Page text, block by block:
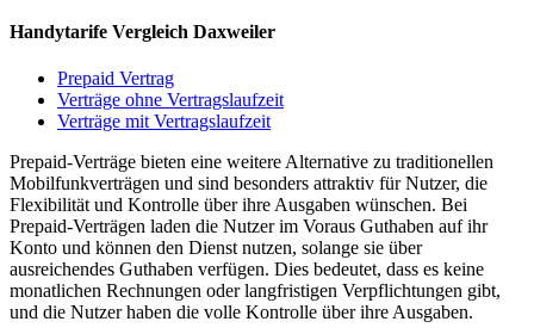
Handytarife Vergleich Daxweiler
Prepaid Vertrag
Verträge ohne Vertragslaufzeit
Verträge mit Vertragslaufzeit
Prepaid-Verträge bieten eine weitere Alternative zu traditionellen
Mobilfunkverträgen und sind besonders attraktiv für Nutzer, die
Flexibilität und Kontrolle über ihre Ausgaben wünschen. Bei
Prepaid-Verträgen laden die Nutzer im Voraus Guthaben auf ihr
Konto und können den Dienst nutzen, solange sie über
ausreichendes Guthaben verfügen. Dies bedeutet, dass es keine
monatlichen Rechnungen oder langfristigen Verpflichtungen gibt,
und die Nutzer haben die volle Kontrolle über ihre Ausgaben.